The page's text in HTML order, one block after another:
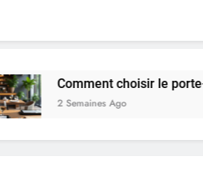
choisir le porte-menu
Ago